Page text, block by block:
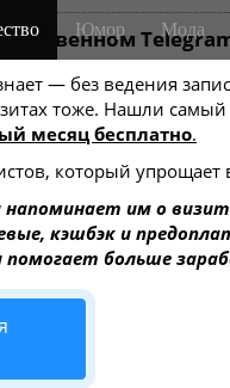
— без ведения
тоже. Нашли
месяц бесплатно.
который упрощает
им о
кэшбэк и
помогает больше
Юмор Мода